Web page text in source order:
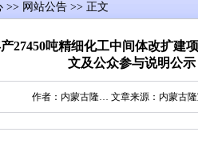
>> 网站公告 >> 正文
27450吨精细化工中间体改扩建
文及公众参与说明公示
作者： 内蒙古隆… 文章来源： 内蒙古